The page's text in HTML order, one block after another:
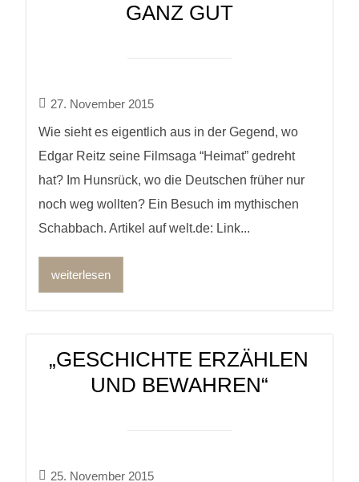
GANZ GUT
27. November 2015
Wie sieht es eigentlich aus in der Gegend, wo
Edgar Reitz seine Filmsaga “Heimat” gedreht
hat? Im Hunsrück, wo die Deutschen früher nur
noch weg wollten? Ein Besuch im mythischen
Schabbach. Artikel auf welt.de: Link...
weiterlesen
„GESCHICHTE ERZÄHLEN
UND BEWAHREN“
25. November 2015